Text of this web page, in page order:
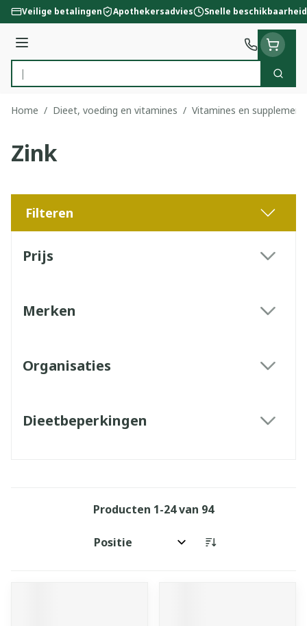
Ga naar de inhoud
Veilige betalingen Apothekersadvies Snelle beschikbaarheid
Menu
Product, merk, categorie...
Zoek
Home / Dieet, voeding en vitamines / Vitamines en
Zink
Filteren
Prijs
Merken
Organisaties
Dieetbeperkingen
Producten 1-24van 94
Sorteer op: